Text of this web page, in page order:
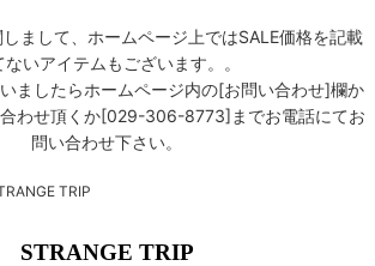
まして、ホームページ上ではSALE価格を記載
ないアイテムもございます。。
ましたらホームページ内の[お問い合わせ]欄か
わせ頂くか[029-306-8773]までお電話にてお
問い合わせ下さい。
TRIP
STRANGE TRIP